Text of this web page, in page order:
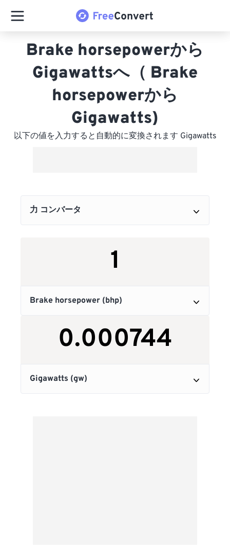
Brake horsepowerから
Gigawattsへ（ Brake
horsepowerから
Gigawatts)
以下の値を入力すると自動的に変換されます Gigawatts